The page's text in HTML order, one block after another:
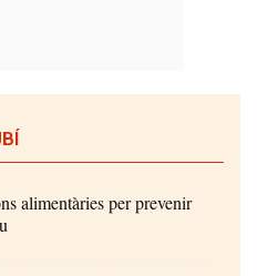
alimentàries per prevenir